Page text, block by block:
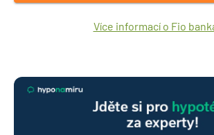
Více informací o Fio